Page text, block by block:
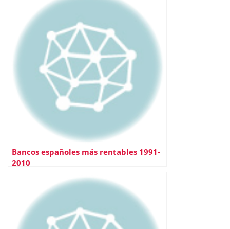
Bancos españoles más rentables 1991-
2010